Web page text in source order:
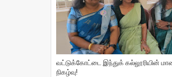
வட்டுக்கோட்டை இந்துக் கல்லூரியின்
நிகழ்வு!